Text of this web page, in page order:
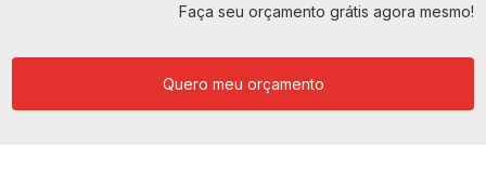
Faça seu orçamento grátis agora mesmo!
Quero meu orçamento